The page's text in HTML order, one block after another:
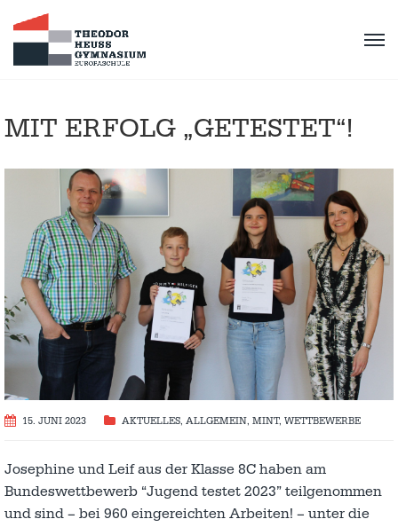
MIT ERFOLG „GETESTET“!
15. JUNI 2023 AKTUELLES, ALLGEMEIN, MINT, WETTBEWERBE
Josephine und Leif aus der Klasse 8C haben am
Bundeswettbewerb “Jugend testet 2023” teilgenommen
und sind – bei 960 eingereichten Arbeiten! – unter die